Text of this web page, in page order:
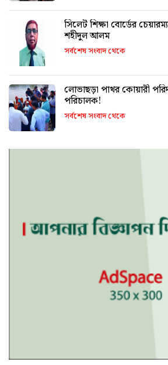
সিলেট শিক্ষা বোর্ডের
শহীদুল আলম
সর্বশেষ সংবাদ থেকে
লোভাছড়া পাথর কোয়ারী
পরিচালক!
সর্বশেষ সংবাদ থেকে